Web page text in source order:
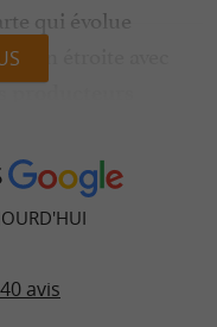
qui évolue
étroite avec
savoureux.
un choix
culinaire de
avis